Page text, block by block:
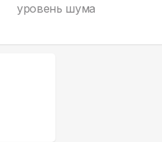
уровень шума